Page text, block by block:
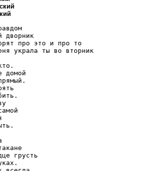
дворник
про это и про то
украла ты во вторник
домой
грусть